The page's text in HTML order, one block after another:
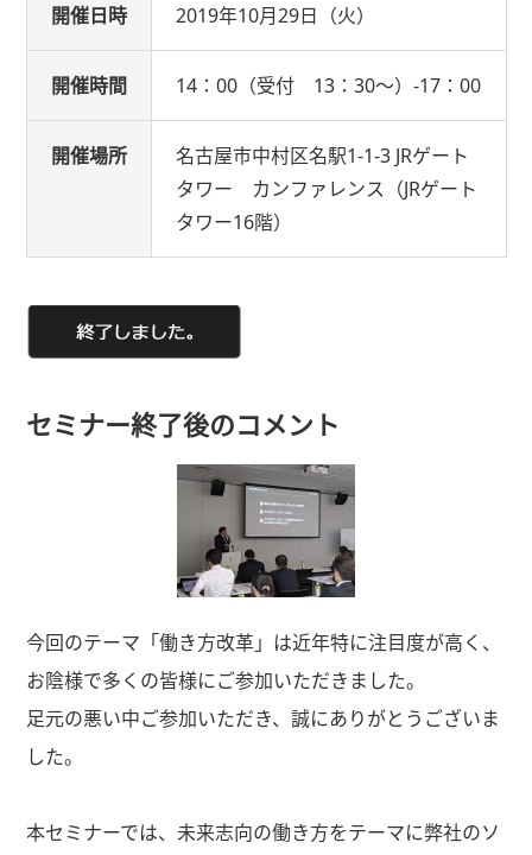
開催日時 2019年10月29日（火）
開催時間 14：00（受付 13：30〜）-17：00
開催場所
名古屋市中村区名駅1-1-3 JRゲート
タワー カンファレンス（JRゲート
タワー16階）
セミナー終了後のコメント
今回のテーマ「働き方改革」は近年特に注目度が高く、
お陰様で多くの皆様にご参加いただきました。
足元の悪い中ご参加いただき、誠にありがとうございま
した。
本セミナーでは、未来志向の働き方をテーマに弊社のソ